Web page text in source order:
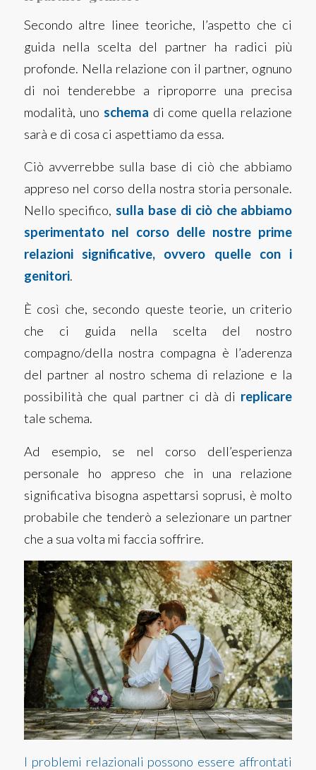
Secondo altre linee teoriche, l’aspetto che ci
guida nella scelta del partner ha radici più
profonde. Nella relazione con il partner, ognuno
di noi tenderebbe a riproporre una precisa
modalità, uno schema di come quella relazione
sarà e di cosa ci aspettiamo da essa.
Ciò avverrebbe sulla base di ciò che abbiamo
appreso nel corso della nostra storia personale.
Nello specifico, sulla base di ciò che abbiamo
sperimentato nel corso delle nostre prime
relazioni significative, ovvero quelle con i
genitori.
È così che, secondo queste teorie, un criterio
che ci guida nella scelta del nostro
compagno/della nostra compagna è l’aderenza
del partner al nostro schema di relazione e la
possibilità che qual partner ci dà di replicare
tale schema.
Ad esempio, se nel corso dell’esperienza
personale ho appreso che in una relazione
significativa bisogna aspettarsi soprusi, è molto
probabile che tenderò a selezionare un partner
che a sua volta mi faccia soffrire.
I problemi relazionali possono essere affrontati